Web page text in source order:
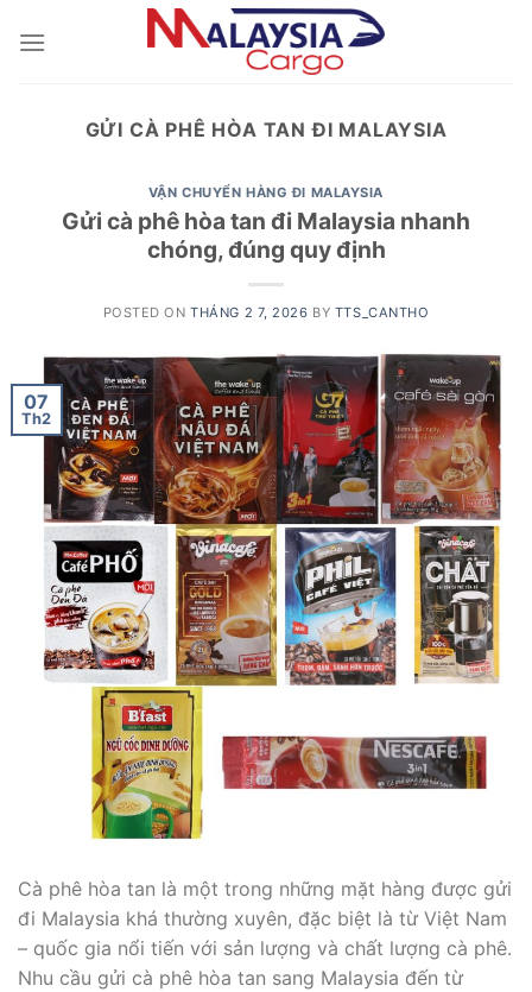
GỬI CÀ PHÊ HÒA TAN ĐI MALAYSIA
VẬN CHUYỂN HÀNG ĐI MALAYSIA
Gửi cà phê hòa tan đi Malaysia nhanh
chóng, đúng quy định
POSTED ONTHÁNG 2 7, 2026 BY TTS_CANTHO
07
Th2
Cà phê hòa tan là một trong những mặt hàng được gửi
đi Malaysia khá thường xuyên, đặc biệt là từ Việt Nam
– quốc gia nổi tiến với sản lượng và chất lượng cà phê.
Nhu cầu gửi cà phê hòa tan sang Malaysia đến từ